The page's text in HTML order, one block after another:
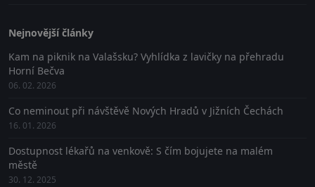
Nejnovější články
Kam na piknik na Valašsku? Vyhlídka z lavičky na přehradu
Horní Bečva
06. 02. 2026
Co neminout při návštěvě Nových Hradů v Jižních Čechách
16. 01. 2026
Dostupnost lékařů na venkově: S čím bojujete na malém
městě
30. 12. 2025